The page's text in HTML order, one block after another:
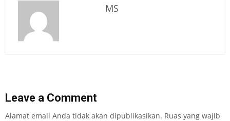
MS
Leave a Comment
Alamat email Anda tidak akan dipublikasikan. Ruas yang wajib